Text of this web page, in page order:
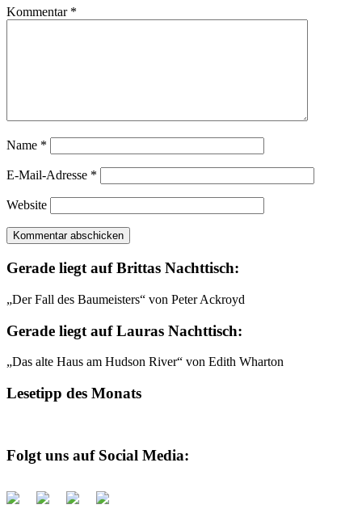
Kommentar *
Name *
E-Mail-Adresse *
Website
Gerade liegt auf Brittas Nachttisch:
„Der Fall des Baumeisters“ von Peter Ackroyd
Gerade liegt auf Lauras Nachttisch:
„Das alte Haus am Hudson River“ von Edith Wharton
Lesetipp des Monats
Folgt uns auf Social Media: